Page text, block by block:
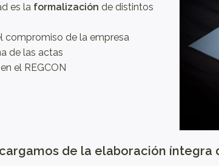
es la formalización de distintos
compromiso de la empresa
de las actas
el REGCON
de la elaboración